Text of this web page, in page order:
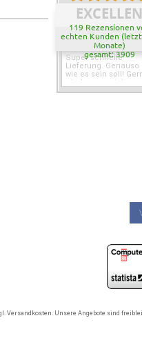
119 Rezensionen
echten Kunden
Monate)
gesamt: 3909
Super schnelle
Lieferung. Genauso
wie es sein soll!
wieder wenn ich was
Versandkosten. Unsere Angebote sind